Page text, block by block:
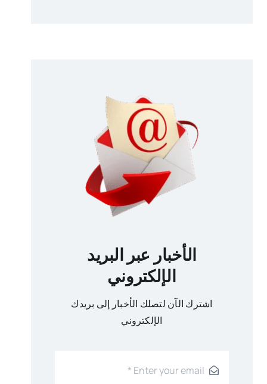
الأخبار عبر البريد
الإلكتروني
اشترك الآن لتصلك الأخبار إلى بريدك
الإلكتروني